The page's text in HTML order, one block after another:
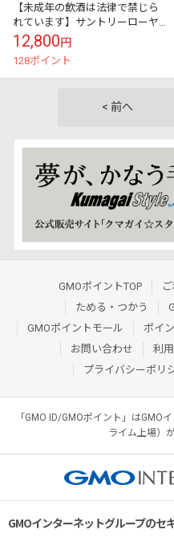
【未成年の飲酒は法律で禁じら
れています】サントリーローヤ
ル丑年ボトル600ml43度
12,800円
128ポイント
< 前へ
GMOポイントTOP
ためる・つかう
GMOポイントモール
ポイ
お問い合わせ
利
プライバシーポリ
「GMO ID/GMOポイント」はGMO
ライム上場）
GMOインターネットグループのセ